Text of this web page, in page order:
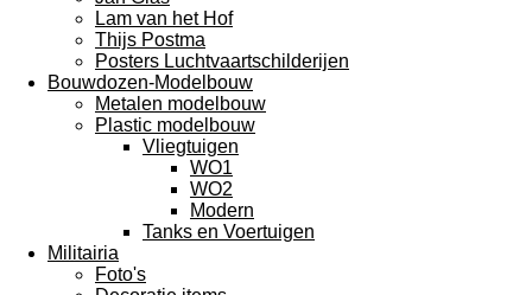
Lam van het Hof
Thijs Postma
Posters Luchtvaartschilderijen
Bouwdozen-Modelbouw
Metalen modelbouw
Plastic modelbouw
Vliegtuigen
WO1
WO2
Modern
Tanks en Voertuigen
Militairia
Foto's